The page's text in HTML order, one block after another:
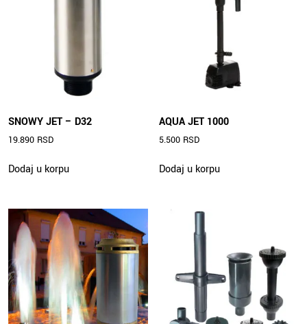
SNOWY JET – D32
19.890 RSD
Dodaj u korpu
AQUA JET 1000
5.500 RSD
Dodaj u korpu